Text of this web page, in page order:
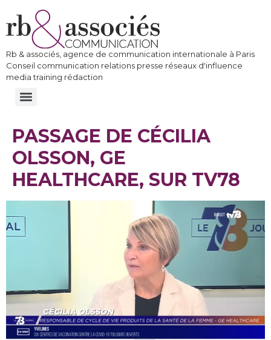
Rb & associés, agence de communication internationale à Paris
Conseil communication relations presse réseaux d'influence
media training rédaction
PASSAGE DE CÉCILIA
OLSSON, GE
HEALTHCARE, SUR TV78